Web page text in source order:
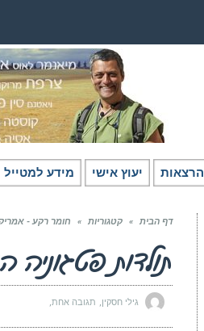
הרצאות יעוץ אישי מידע למטייל
דף הבית » קטגוריות » חומר רקע -
תולדות פטגוניה
גילי חסקין תגובה אחת